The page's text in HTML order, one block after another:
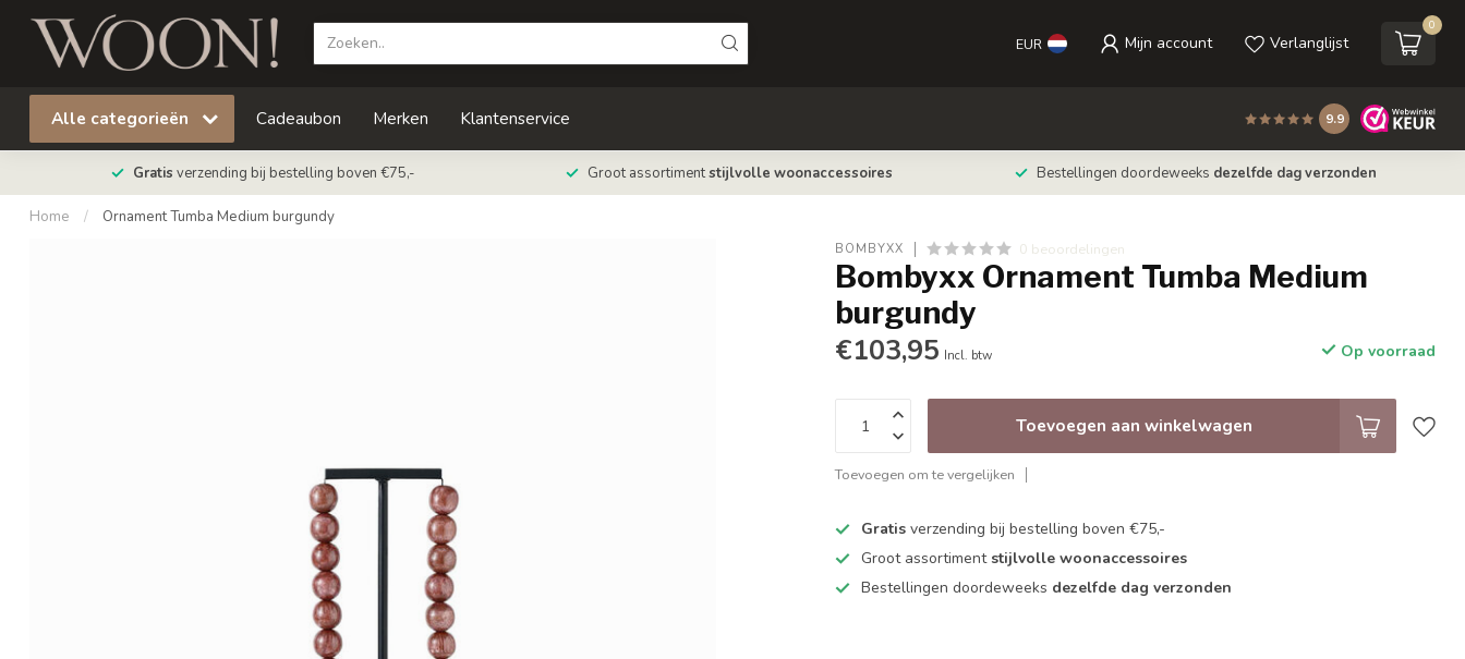
EUR Mijn account Verlanglijst
0
Alle categorieën Cadeaubon Merken Klantenservice 9.9
Gratis verzending bij bestelling boven €75,- Groot assortimentstijlvolle woonaccessoires Bestellingen doordeweeks dezelfde dag verzonden
Home / Ornament Tumba Medium burgundy
BOMBYXX 0 beoordelingen
Bombyxx Ornament Tumba Medium
burgundy
€103,95 Incl. btw Op voorraad
Toevoegen aan winkelwagen
Toevoegen om te vergelijken
Gratis verzending bij bestelling boven €75,-
Groot assortiment stijlvolle woonaccessoires
Bestellingen doordeweeks dezelfde dag verzonden